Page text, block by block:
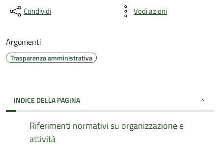
Condividi Vedi azioni
Argomenti
Trasparenza amministrativa
INDICE DELLA PAGINA
Riferimenti normativi su organizzazione e
attività